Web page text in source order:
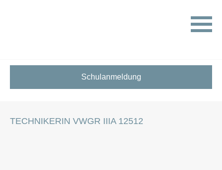
Schulanmeldung
TECHNIKERIN VWGR IIIA 12512